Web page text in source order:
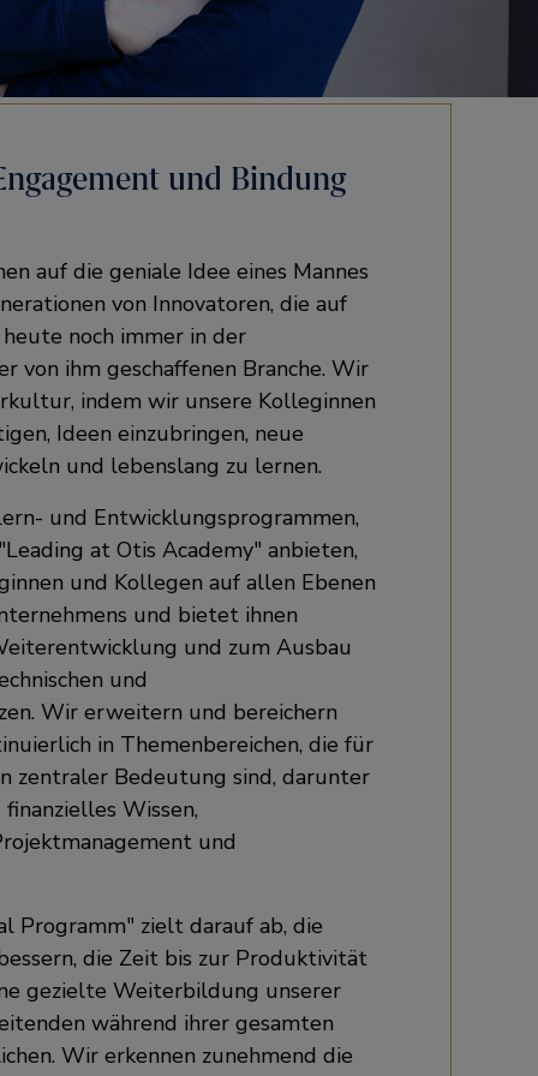
und Bindung
auf die geniale Idee eines Mannes
von Innovatoren, die auf
noch immer in der
von ihm geschaffenen Branche. Wir
indem wir unsere Kolleginnen
Ideen einzubringen, neue
und lebenslang zu lernen.
und Entwicklungsprogrammen,
at Otis Academy" anbieten,
und Kollegen auf allen Ebenen
und bietet ihnen
und zum Ausbau
und
Wir erweitern und bereichern
in Themenbereichen, die für
zentraler Bedeutung sind, darunter
Wissen,
und
Programm" zielt darauf ab, die
die Zeit bis zur Produktivität
gezielte Weiterbildung unserer
während ihrer gesamten
Wir erkennen zunehmend die